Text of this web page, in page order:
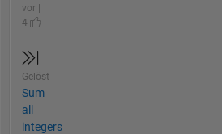
vor |
4
Gelöst
Sum
all
integers